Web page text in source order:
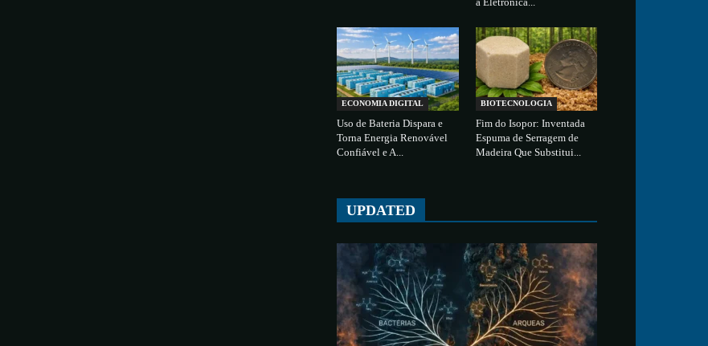
ECONOMIA DIGITAL
Uso de Bateria Dispara e
Torna Energia Renovável
Confiável e A...
BIOTECNOLOGIA
Fim do Isopor: Inventada
Espuma de Serragem de
Madeira Que Substitui...
UPDATED